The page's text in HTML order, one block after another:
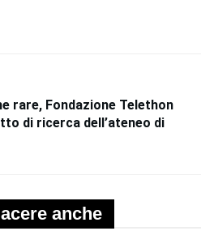
rare, Fondazione Telethon
di ricerca dell’ateneo di
anche